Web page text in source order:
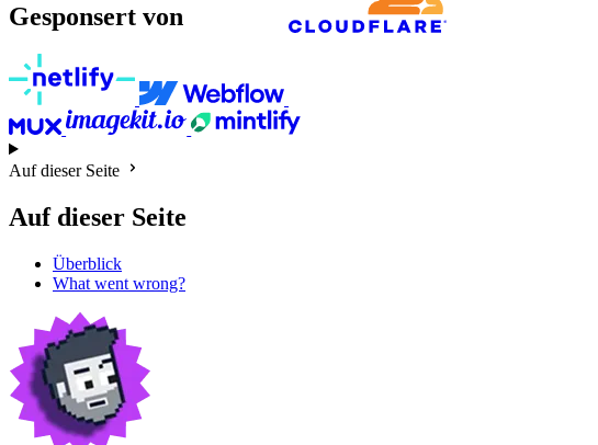
Gesponsert von
Auf dieser Seite
Auf dieser Seite
Überblick
What went wrong?